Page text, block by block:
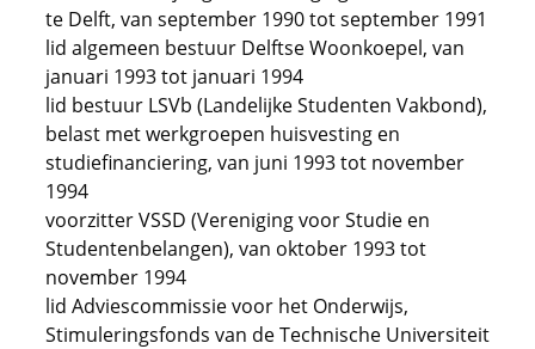
te Delft, van september 1990 tot september 1991
lid algemeen bestuur Delftse Woonkoepel, van
januari 1993 tot januari 1994
lid bestuur LSVb (Landelijke Studenten Vakbond),
belast met werkgroepen huisvesting en
studiefinanciering, van juni 1993 tot november
1994
voorzitter VSSD (Vereniging voor Studie en
Studentenbelangen), van oktober 1993 tot
november 1994
lid Adviescommissie voor het Onderwijs,
Stimuleringsfonds van de Technische Universiteit